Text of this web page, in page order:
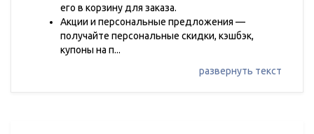
его в корзину для заказа.
Акции и персональные предложения —
получайте персональные скидки, кэшбэк,
купоны на п...
развернуть текст